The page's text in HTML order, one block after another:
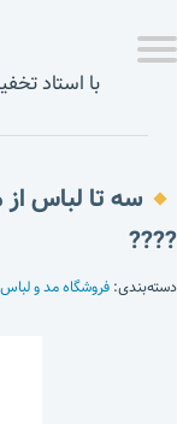
با استاد
سه تا لباس
????
دسته‌بندی: فروشگاه مد و لباس